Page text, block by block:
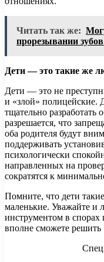
Читать так же:
прорезывании
Дети — это такие же
Дети — это не
и «злой» полицейские.
тщательно разработать
разрешается, что
оба родителя будут
поддерживать
психологически
направленных на
сократятся к
Помните, что дети
маленькие. Уважайте и
инструментом в
вполне сможете решить